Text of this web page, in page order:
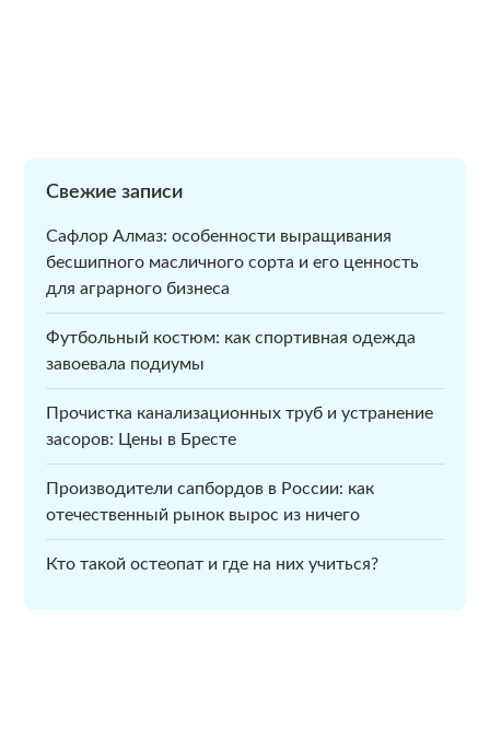
Свежие записи
Сафлор Алмаз: особенности выращивания
бесшипного масличного сорта и его ценность
для аграрного бизнеса
Футбольный костюм: как спортивная одежда
завоевала подиумы
Прочистка канализационных труб и устранение
засоров: Цены в Бресте
Производители сапбордов в России: как
отечественный рынок вырос из ничего
Кто такой остеопат и где на них учиться?